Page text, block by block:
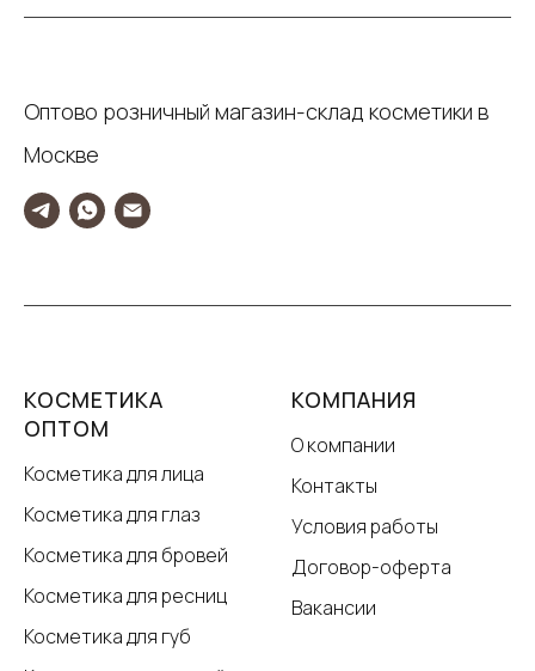
Оптово розничный магазин-склад косметики в
Москве
КОСМЕТИКА
ОПТОМ
Косметика для лица
Косметика для глаз
Косметика для бровей
Косметика для ресниц
Косметика для губ
КОМПАНИЯ
О компании
Контакты
Условия работы
Договор-оферта
Вакансии